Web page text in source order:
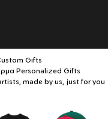
Gifts
Personalized Gifts
made by us, just for you